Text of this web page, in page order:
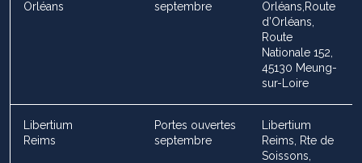
Orléans
septembre
Orléans,Route
d’Orléans,
Route
Nationale 152,
45130 Meung-
sur-Loire
Libertium
Reims
Portes ouvertes
septembre
Libertium
Reims, Rte de
Soissons,